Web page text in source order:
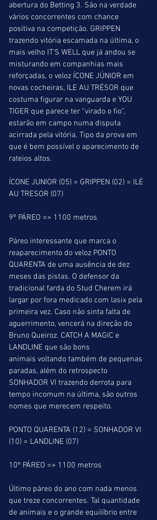
abertura do Betting 3. São na verdade
vários concorrentes com chance
positiva na competição. GRIPPEN
trazendo vitória escamada na última, o
mais velho IT’S WELL que já andou se
misturando em companhias mais
reforçadas, o veloz ÍCONE JÚNIOR em
novas cocheiras, ILE AU TRÉSOR que
costuma figurar na vanguarda e YOU
TIGER que parece ter “virado o fio”,
estarão em campo numa disputa
acirrada pela vitória. Tipo da prova em
que é bem possível o aparecimento de
rateios altos.
ÍCONE JUNIOR (05) = GRIPPEN (02) = ILÉ
AU TRESOR (07)
9º PÁREO => 1100 metros
Páreo interessante que marca o
reaparecimento do veloz PONTO
QUARENTA de uma ausência de dez
meses das pistas. O defensor da
tradicional farda do Stud Cherem irá
largar por fora medicado com lasix pela
primeira vez. Caso não sinta falta de
aguerrimento, vencerá na direção do
Bruno Queiroz. CATCH A MAGIC e
LANDLINE que são bons
animais voltando também de pequenas
paradas, além do retrospecto
SONHADOR VI trazendo derrota para
tempo incomum na última, são outros
nomes que merecem respeito.
PONTO QUARENTA (12) = SONHADOR VI
(10) = LANDLINE (07)
10º PÁREO => 1100 metros
Último páreo do ano com nada menos
que treze concorrentes. Tal quantidade
de animais e o grande equilíbrio entre